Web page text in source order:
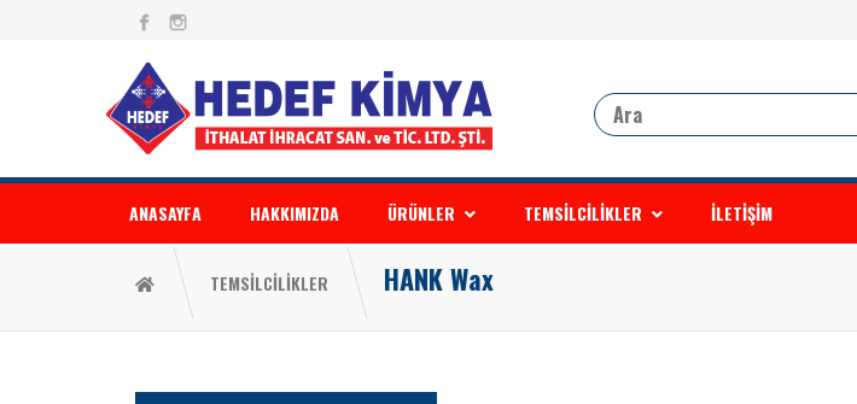
ANASAYFA HAKKIMIZDA ÜRÜNLER TEMSİLCİLİKLER İLETİŞİM
TEMSİLCİLİKLER HANK Wax